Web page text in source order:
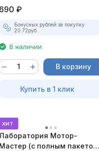
690 ₽
Бонусных рублей за покупку:
20.72руб.
В наличии
В корзину
Купить в 1 клик
хит
Лаборатория Мотор-
Мастер (с полным пакетом